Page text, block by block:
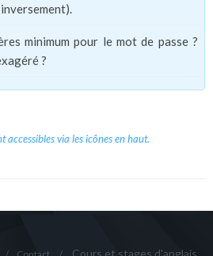
minimum pour le mot de passe ?
?
accessibles via les icônes en haut.
Cours et stages d'anglais